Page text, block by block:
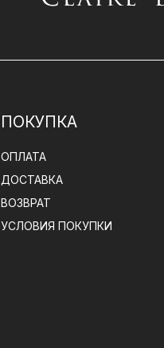
ПОКУПКА
ОПЛАТА
ДОСТАВКА
ВОЗВРАТ
УСЛОВИЯ ПОКУПКИ